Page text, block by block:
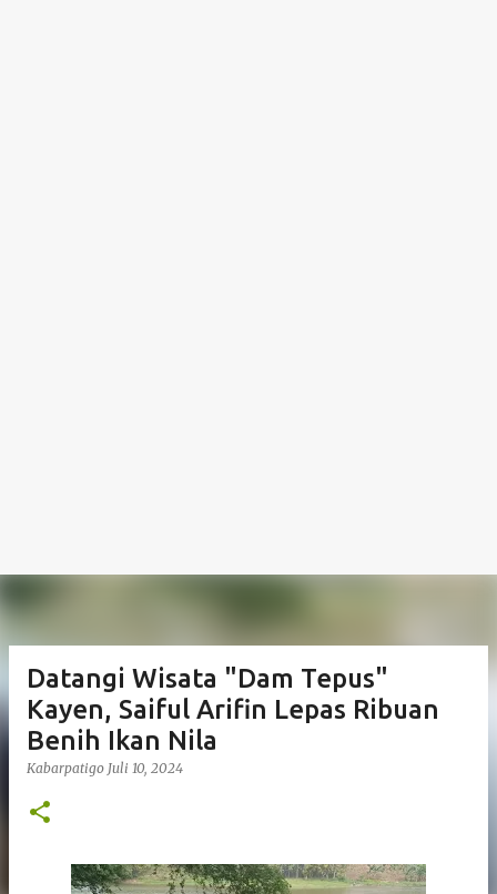
Datangi Wisata "Dam Tepus"
Kayen, Saiful Arifin Lepas Ribuan
Benih Ikan Nila
Kabarpatigo Juli 10, 2024